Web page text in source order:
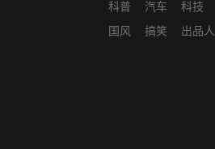
科普
国风
汽车
搞笑
科技
出品人